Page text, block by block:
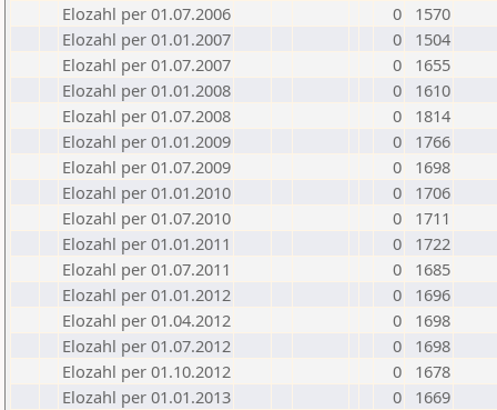
Elozahl per 01.07.2006
0
1570
Elozahl per 01.01.2007
0
1504
Elozahl per 01.07.2007
0
1655
Elozahl per 01.01.2008
0
1610
Elozahl per 01.07.2008
0
1814
Elozahl per 01.01.2009
0
1766
Elozahl per 01.07.2009
0
1698
Elozahl per 01.01.2010
0
1706
Elozahl per 01.07.2010
0
1711
Elozahl per 01.01.2011
0
1722
Elozahl per 01.07.2011
0
1685
Elozahl per 01.01.2012
0
1696
Elozahl per 01.04.2012
0
1698
Elozahl per 01.07.2012
0
1698
Elozahl per 01.10.2012
0
1678
Elozahl per 01.01.2013
0
1669